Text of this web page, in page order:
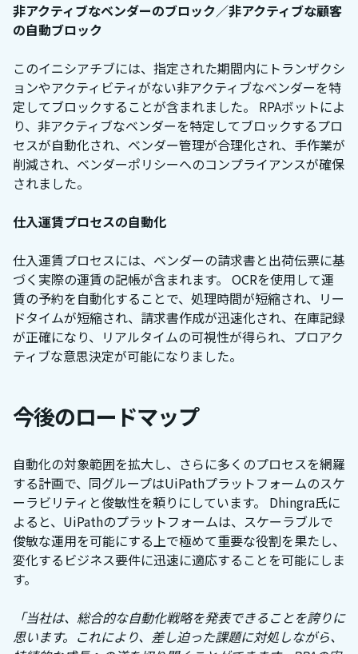
非アクティブなベンダーのブロック／非アクティブな顧客
の自動ブロック
このイニシアチブには、指定された期間内にトランザクシ
ョンやアクティビティがない非アクティブなベンダーを特
定してブロックすることが含まれました。 RPAボットによ
り、非アクティブなベンダーを特定してブロックするプロ
セスが自動化され、ベンダー管理が合理化され、手作業が
削減され、ベンダーポリシーへのコンプライアンスが確保
されました。
仕入運賃プロセスの自動化
仕入運賃プロセスには、ベンダーの請求書と出荷伝票に基
づく実際の運賃の記帳が含まれます。 OCRを使用して運
賃の予約を自動化することで、処理時間が短縮され、リー
ドタイムが短縮され、請求書作成が迅速化され、在庫記録
が正確になり、リアルタイムの可視性が得られ、プロアク
ティブな意思決定が可能になりました。
今後のロードマップ
自動化の対象範囲を拡大し、さらに多くのプロセスを網羅
する計画で、同グループはUiPathプラットフォームのスケ
ーラビリティと俊敏性を頼りにしています。 Dhingra氏に
よると、UiPathのプラットフォームは、スケーラブルで
俊敏な運用を可能にする上で極めて重要な役割を果たし、
変化するビジネス要件に迅速に適応することを可能にしま
す。
「当社は、総合的な自動化戦略を発表できることを誇りに
思います。これにより、差し迫った課題に対処しながら、